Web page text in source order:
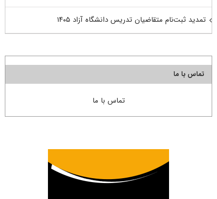
تمدید ثبت‌نام متقاضیان تدریس دانشگاه آزاد ۱۴۰۵
تماس با ما
تماس با ما